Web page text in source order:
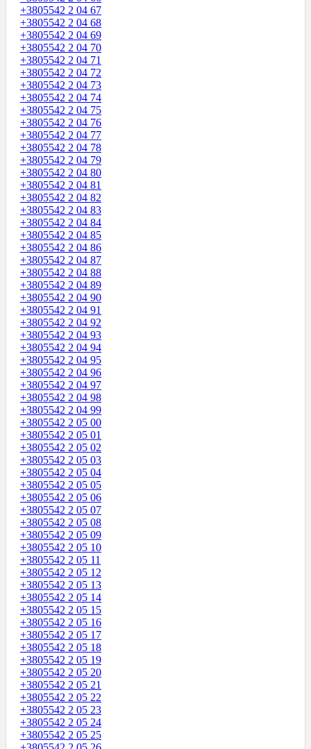
+3805542 2 04 67
+3805542 2 04 68
+3805542 2 04 69
+3805542 2 04 70
+3805542 2 04 71
+3805542 2 04 72
+3805542 2 04 73
+3805542 2 04 74
+3805542 2 04 75
+3805542 2 04 76
+3805542 2 04 77
+3805542 2 04 78
+3805542 2 04 79
+3805542 2 04 80
+3805542 2 04 81
+3805542 2 04 82
+3805542 2 04 83
+3805542 2 04 84
+3805542 2 04 85
+3805542 2 04 86
+3805542 2 04 87
+3805542 2 04 88
+3805542 2 04 89
+3805542 2 04 90
+3805542 2 04 91
+3805542 2 04 92
+3805542 2 04 93
+3805542 2 04 94
+3805542 2 04 95
+3805542 2 04 96
+3805542 2 04 97
+3805542 2 04 98
+3805542 2 04 99
+3805542 2 05 00
+3805542 2 05 01
+3805542 2 05 02
+3805542 2 05 03
+3805542 2 05 04
+3805542 2 05 05
+3805542 2 05 06
+3805542 2 05 07
+3805542 2 05 08
+3805542 2 05 09
+3805542 2 05 10
+3805542 2 05 11
+3805542 2 05 12
+3805542 2 05 13
+3805542 2 05 14
+3805542 2 05 15
+3805542 2 05 16
+3805542 2 05 17
+3805542 2 05 18
+3805542 2 05 19
+3805542 2 05 20
+3805542 2 05 21
+3805542 2 05 22
+3805542 2 05 23
+3805542 2 05 24
+3805542 2 05 25